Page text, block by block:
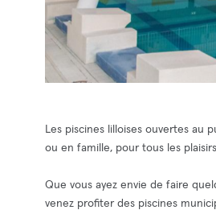
Les piscines lilloises ouvertes au
ou en famille, pour tous les
Que vous ayez envie de faire
venez profiter des piscines